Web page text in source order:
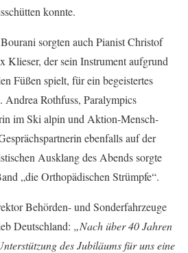
konnte.
sorgten auch Pianist Christof
Klieser, der sein Instrument aufgrund
Füßen spielt, für ein begeistertes
Rothfuss, Paralympics
im Ski alpin und Aktion-Mensch-
ebenfalls auf der
Ausklang des Abends sorgte
„die Orthopädischen Strümpfe“.
Behörden- und Sonderfahrzeuge
Deutschland: „Nach über 40 Jahren
des Jubiläums für uns eine